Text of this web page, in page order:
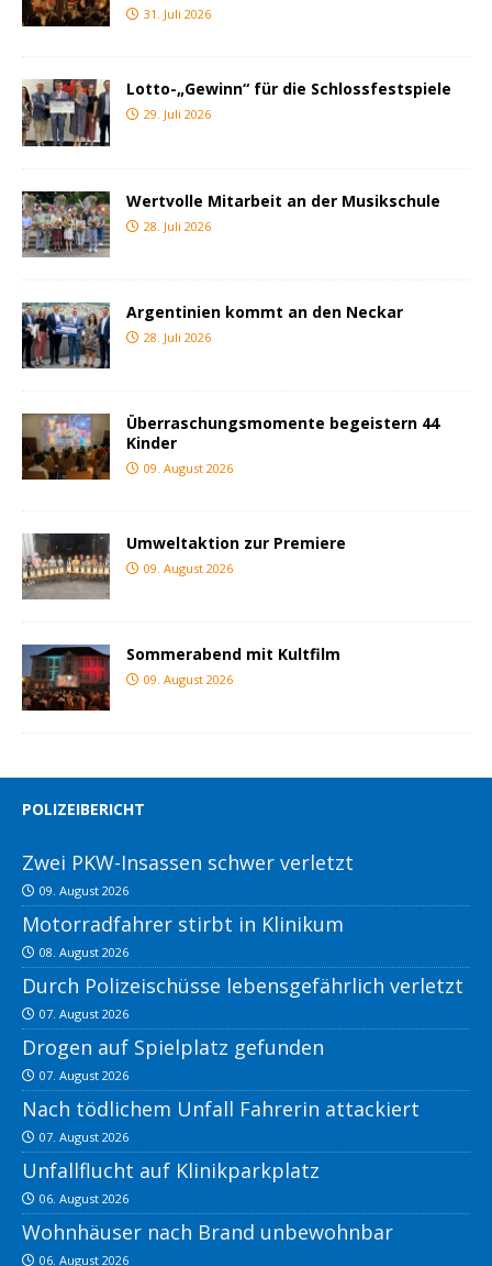
31. Juli 2026
Lotto-„Gewinn“ für die Schlossfestspiele
29. Juli 2026
Wertvolle Mitarbeit an der Musikschule
28. Juli 2026
Argentinien kommt an den Neckar
28. Juli 2026
Überraschungsmomente begeistern 44
Kinder
09. August 2026
Umweltaktion zur Premiere
09. August 2026
Sommerabend mit Kultfilm
09. August 2026
POLIZEIBERICHT
Zwei PKW-Insassen schwer verletzt
09. August 2026
Motorradfahrer stirbt in Klinikum
08. August 2026
Durch Polizeischüsse lebensgefährlich verletzt
07. August 2026
Drogen auf Spielplatz gefunden
07. August 2026
Nach tödlichem Unfall Fahrerin attackiert
07. August 2026
Unfallflucht auf Klinikparkplatz
06. August 2026
Wohnhäuser nach Brand unbewohnbar
06. August 2026